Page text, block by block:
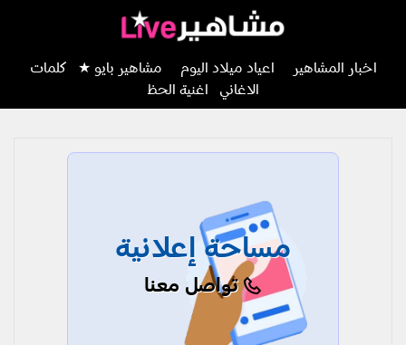
اخبار المشاهير اعياد ميلاد اليوم مشاهير بايو ★
كلمات
الاغاني
اغنية الحظ
مساحة إعلانية
تواصل معنا